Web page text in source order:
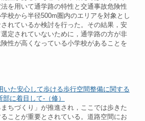
を用いて通学路の特性と交通事故危険性
校から半径500m圏内のエリアを対象とし
れているか検討を行った。その結果，安
定されていないために，通学路の方が非
性が高くなっている小学校があることを
いた安心して歩ける歩行空間整備に関する
に着目して-（修）
ちづくり」が推進され，ここでは歩きた
ことが重要とされている。道路空間にお